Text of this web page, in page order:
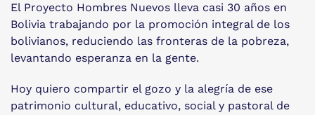
El Proyecto Hombres Nuevos lleva casi 30 años en
Bolivia trabajando por la promoción integral de los
bolivianos, reduciendo las fronteras de la pobreza,
levantando esperanza en la gente.
Hoy quiero compartir el gozo y la alegría de ese
patrimonio cultural, educativo, social y pastoral de